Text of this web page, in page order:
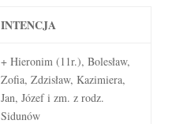
INTENCJA
+ Hieronim (11r.), Bolesław,
Zofia, Zdzisław, Kazimiera,
Jan, Józef i zm. z rodz.
Sidunów